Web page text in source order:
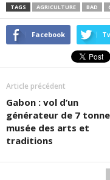
TAGS AGRICULTURE BAD
Facebook
Article précédent
Gabon : vol d’un
générateur de 7
musée des arts et
traditions